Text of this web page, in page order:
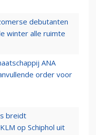
debutanten
winter alle ruimte
ANA
order voor
breidt
op Schiphol uit